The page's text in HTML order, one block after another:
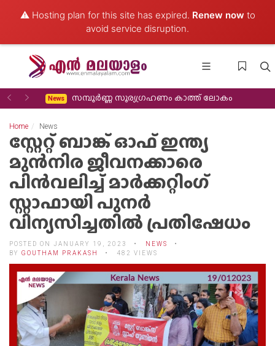
⚠️ Hosting plan for this site has expired. Renew now to
avoid service disruption.
Previous
NextNews കുസാറ്റും ജെയിംസ് കുക്ക് സർവകലാശാലയും അക്കാദമിക സഹകരണം
Home News
സ്റ്റേറ്റ് ബാങ്ക് ഓഫ് ഇന്ത്യ
മുൻനിര ജീവനക്കാരെ
പിൻവലിച്ച് മാർക്കറ്റിംഗ്
സ്റ്റാഫായി പുനർ
വിന്യസിച്ചതിൽ പ്രതിഷേധം
POSTED ON JANUARY 19, 2023
NEWS
BY GOUTHAM PRAKASH 482 VIEWS